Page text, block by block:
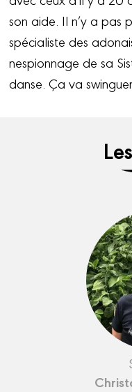
son aide. Il n’y a pas
spécialiste des
nespionnage de sa
danse. Ça va